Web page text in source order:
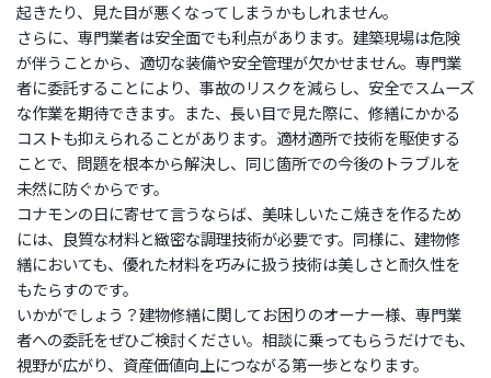
起きたり、見た目が悪くなってしまうかもしれません。
さらに、専門業者は安全面でも利点があります。建築現場は危険
が伴うことから、適切な装備や安全管理が欠かせません。専門業
者に委託することにより、事故のリスクを減らし、安全でスムーズ
な作業を期待できます。また、長い目で見た際に、修繕にかかる
コストも抑えられることがあります。適材適所で技術を駆使する
ことで、問題を根本から解決し、同じ箇所での今後のトラブルを
未然に防ぐからです。
コナモンの日に寄せて言うならば、美味しいたこ焼きを作るため
には、良質な材料と緻密な調理技術が必要です。同様に、建物修
繕においても、優れた材料を巧みに扱う技術は美しさと耐久性を
もたらすのです。
いかがでしょう？建物修繕に関してお困りのオーナー様、専門業
者への委託をぜひご検討ください。相談に乗ってもらうだけでも、
視野が広がり、資産価値向上につながる第一歩となります。